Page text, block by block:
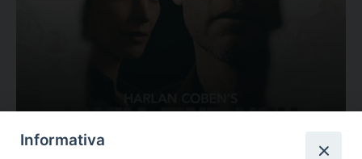
Valutazione
Informativa